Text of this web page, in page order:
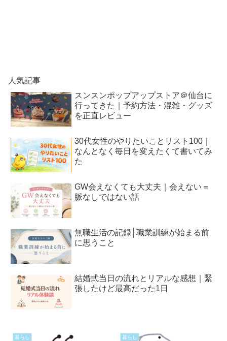
人気記事
スンスンポップアップストア＠仙台に
行ってきた｜予約方法・混雑・グッズ
を正直レビュー
30代女性のやりたいことリスト100｜
なんとなく毎日を変えたくて書いてみ
た
GW会えなくても大丈夫｜会えない＝
脈なしではない話
無職生活の記録│職業訓練が始まる前
に思うこと
結婚式当日の流れとリアルな感想｜緊
張したけど最高だった1日
暮らし 暮らし